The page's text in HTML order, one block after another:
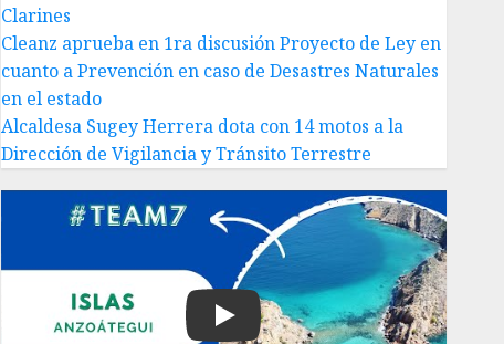
Clarines
Cleanz aprueba en 1ra discusión Proyecto de Ley en
cuanto a Prevención en caso de Desastres Naturales
en el estado
Alcaldesa Sugey Herrera dota con 14 motos a la
Dirección de Vigilancia y Tránsito Terrestre
Play